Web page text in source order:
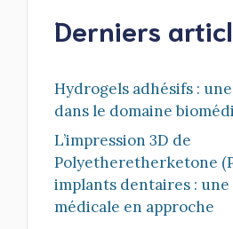
Derniers
Hydrogels adhésifs :
dans le domaine
L’impression 3D de
Polyetheretherketone
implants dentaires :
médicale en approche